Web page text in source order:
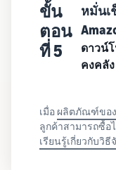
ขั้น
ตอน
ที่ 5
หมั่นเ
ดาวน์
คงคลัง
เมื่อ ผลิตภัณฑ์ของ
ลูกค้าสามารถซื้อไ
เรียนรู้เกี่ยวกับวิธี